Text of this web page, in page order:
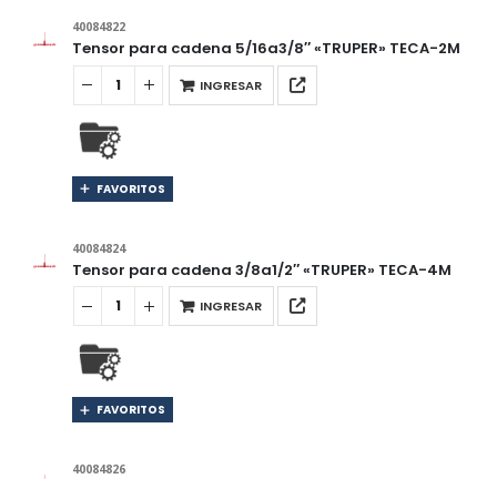
40084822
Tensor para cadena 5/16a3/8″ «TRUPER» TECA-2M
INGRESAR
FAVORITOS
40084824
Tensor para cadena 3/8a1/2″ «TRUPER» TECA-4M
INGRESAR
FAVORITOS
40084826